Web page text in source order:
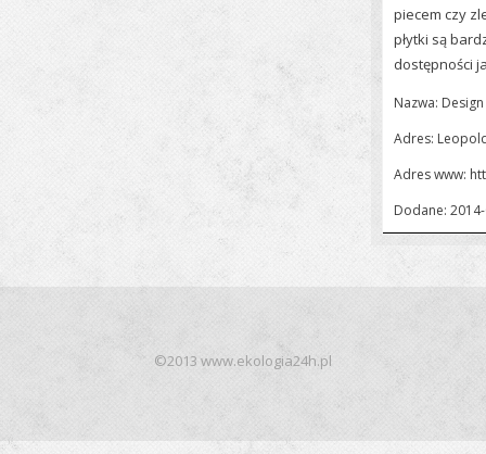
piecem czy
płytki są
dostępności
Nazwa:
Adres:
Adres www:
Dodane:
©2013 www.ekologia24h.pl